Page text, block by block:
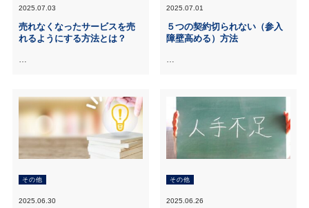
2025.07.03
売れなくなったサービスを売
れるようにする方法とは？
…
2025.07.01
５つの契約切られない（参入
障壁高める）方法
…
その他
2025.06.30
その他
2025.06.26